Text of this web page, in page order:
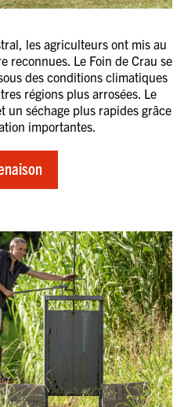
les agriculteurs ont mis au
reconnues. Le Foin de Crau se
des conditions climatiques
régions plus arrosées. Le
un séchage plus rapides grâce
importantes.